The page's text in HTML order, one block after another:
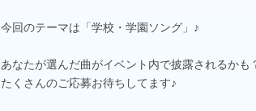
今回のテーマは「学校・学園ソング」♪
あなたが選んだ曲がイベント内で披露されるかも
たくさんのご応募お待ちしてます♪